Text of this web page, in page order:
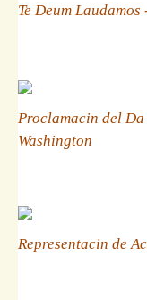
Te Deum Laudamos
Proclamacin del
Washington
Representacin de